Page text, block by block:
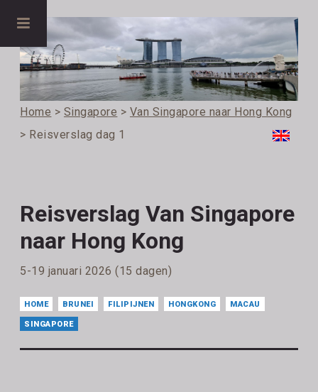
Home > Singapore > Van Singapore naar Hong Kong
> Reisverslag dag 1
Reisverslag Van Singapore
naar Hong Kong
5-19 januari 2026 (15 dagen)
HOME BRUNEI FILIPIJNEN HONGKONG MACAU
SINGAPORE